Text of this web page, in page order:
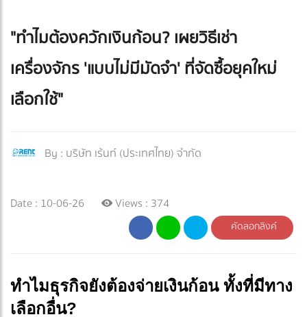
"ทำไมต้องควักเงินก้อน? เผยวิธีเช่า
เครื่องจักร 'แบบไม่มีมัดจำ' ที่จัดซื้อยุคใหม่
เลือกใช้"
By : บริษัท เร้นท์ (ประเทศไทย) จำกัด
Date : 10-06-26 Views : 374
คัดลอกลิงค์
ทำไมธุรกิจยังต้องจ่ายเงินก้อน ทั้งที่มีทาง
เลือกอื่น?